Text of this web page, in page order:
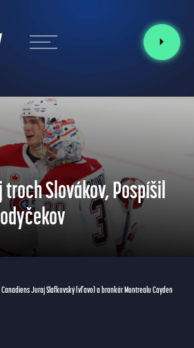
Slovákov, Pospíšil
Juraj Slafkovský (vľavo) a brankár Montrealu Cayden